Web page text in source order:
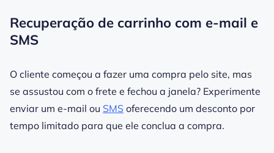
Recuperação de carrinho com e-mail e
SMS
O cliente começou a fazer uma compra pelo site, mas
se assustou com o frete e fechou a janela? Experimente
enviar um e-mail ou SMS oferecendo um desconto por
tempo limitado para que ele conclua a compra.